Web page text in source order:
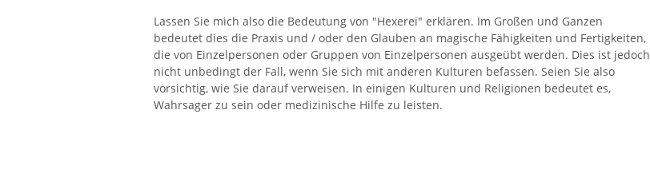
Lassen Sie mich also die Bedeutung von "Hexerei" erklären. Im Großen und Ganzen
bedeutet dies die Praxis und / oder den Glauben an magische Fähigkeiten und Fertigkeiten,
die von Einzelpersonen oder Gruppen von Einzelpersonen ausgeübt werden. Dies ist jedoch
nicht unbedingt der Fall, wenn Sie sich mit anderen Kulturen befassen. Seien Sie also
vorsichtig, wie Sie darauf verweisen. In einigen Kulturen und Religionen bedeutet es,
Wahrsager zu sein oder medizinische Hilfe zu leisten.